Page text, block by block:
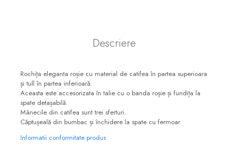
Descriere
Rochița eleganta roșie cu material de catifea în partea superioara
și tull în partea inferioară.
Aceasta este accesorizata în talie cu o banda roșie și fundița la
spate detașabilă.
Mânecile din catifea sunt trei sferturi.
Căptușeală din bumbac și închidere la spate cu fermoar.
Informatii conformitate produs